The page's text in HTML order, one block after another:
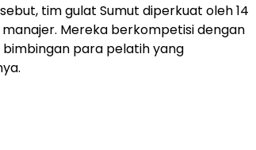
tim gulat Sumut diperkuat oleh 14
Mereka berkompetisi dengan
para pelatih yang